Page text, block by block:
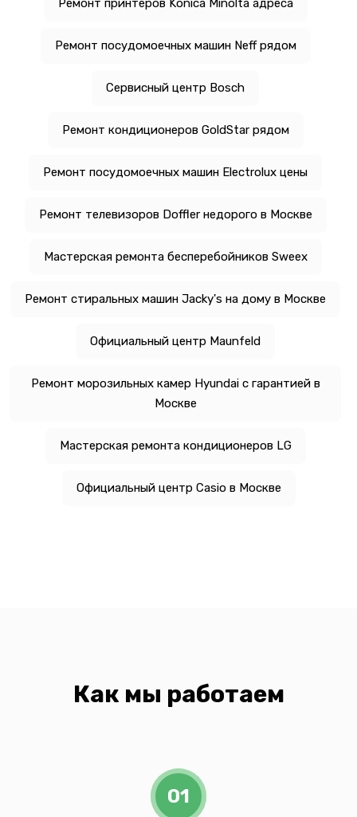
Ремонт принтеров Konica Minolta адреса
Ремонт посудомоечных машин Neff рядом
Сервисный центр Bosch
Ремонт кондиционеров GoldStar рядом
Ремонт посудомоечных машин Electrolux цены
Ремонт телевизоров Doffler недорого в Москве
Мастерская ремонта бесперебойников Sweex
Ремонт стиральных машин Jacky's на дому в Москве
Официальный центр Maunfeld
Ремонт морозильных камер Hyundai с гарантией в
Москве
Мастерская ремонта кондиционеров LG
Официальный центр Casio в Москве
Как мы работаем
01